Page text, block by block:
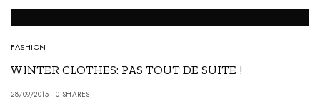
FASHION
WINTER CLOTHES: PAS TOUT DE SUITE !
28/09/2015 0 SHARES